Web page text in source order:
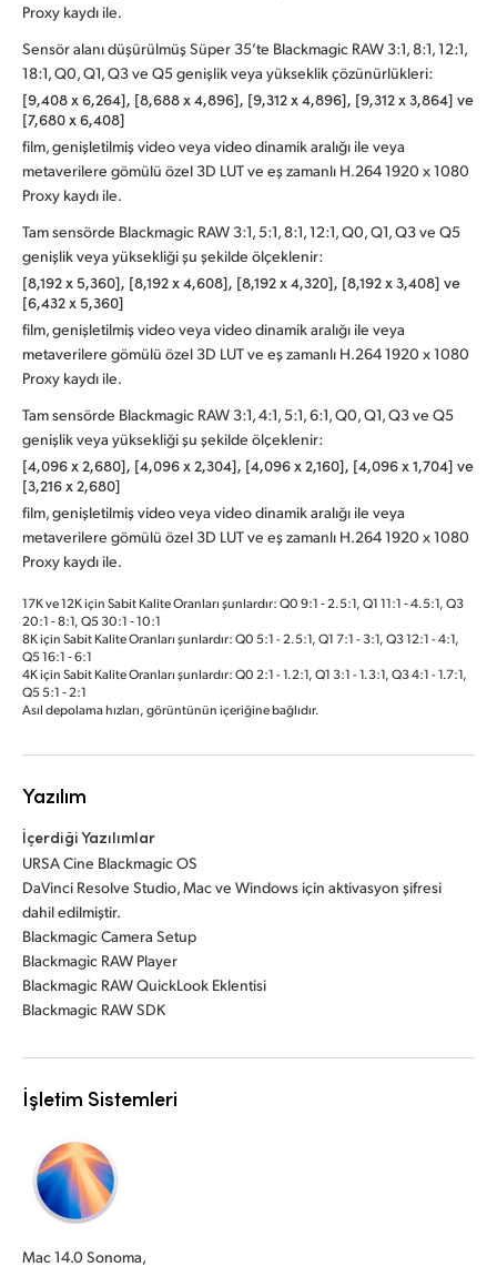
Proxy kaydı ile.
Sensör alanı düşürülmüş Süper 35’te Blackmagic RAW 3:1, 8:1, 12:1,
18:1, Q0, Q1, Q3 ve Q5 genişlik veya yükseklik çözünürlükleri:
[9,408 x 6,264], [8,688 x 4,896], [9,312 x 4,896], [9,312 x 3,864] ve
[7,680 x 6,408]
film, genişletilmiş video veya video dinamik aralığı ile veya
metaverilere gömülü özel 3D LUT ve eş zamanlı H.264 1920 x 1080
Proxy kaydı ile.
Tam sensörde Blackmagic RAW 3:1, 5:1, 8:1, 12:1, Q0, Q1, Q3 ve Q5
genişlik veya yüksekliği şu şekilde ölçeklenir:
[8,192 x 5,360], [8,192 x 4,608], [8,192 x 4,320], [8,192 x 3,408] ve
[6,432 x 5,360]
film, genişletilmiş video veya video dinamik aralığı ile veya
metaverilere gömülü özel 3D LUT ve eş zamanlı H.264 1920 x 1080
Proxy kaydı ile.
Tam sensörde Blackmagic RAW 3:1, 4:1, 5:1, 6:1, Q0, Q1, Q3 ve Q5
genişlik veya yüksekliği şu şekilde ölçeklenir:
[4,096 x 2,680], [4,096 x 2,304], [4,096 x 2,160], [4,096 x 1,704] ve
[3,216 x 2,680]
film, genişletilmiş video veya video dinamik aralığı ile veya
metaverilere gömülü özel 3D LUT ve eş zamanlı H.264 1920 x 1080
Proxy kaydı ile.
17K ve 12K için Sabit Kalite Oranları şunlardır: Q0 9:1 ‑ 2.5:1, Q1 11:1 ‑ 4.5:1, Q3
20:1 ‑ 8:1, Q5 30:1 ‑ 10:1
8K için Sabit Kalite Oranları şunlardır: Q0 5:1 - 2.5:1, Q1 7:1 - 3:1, Q3 12:1 - 4:1,
Q5 16:1 ‑ 6:1
4K için Sabit Kalite Oranları şunlardır: Q0 2:1 - 1.2:1, Q1 3:1 - 1.3:1, Q3 4:1 - 1.7:1,
Q5 5:1 ‑ 2:1
Asıl depolama hızları, görüntünün içeriğine bağlıdır.
Yazılım
İçerdiği Yazılımlar
URSA Cine Blackmagic OS
DaVinci Resolve Studio, Mac ve Windows için aktivasyon şifresi
dahil edilmiştir.
Blackmagic Camera Setup
Blackmagic RAW Player
Blackmagic RAW QuickLook Eklentisi
Blackmagic RAW SDK
İşletim Sistemleri
Mac 14.0 Sonoma,